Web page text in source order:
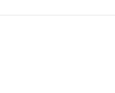
ли я тогда знать, к